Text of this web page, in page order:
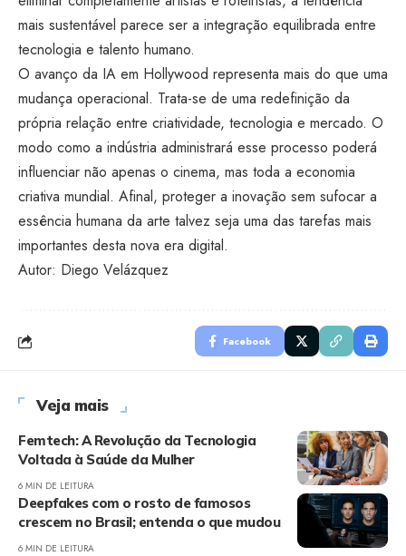
mais sustentável parece ser a integração equilibrada entre
tecnologia e talento humano.
O avanço da IA em Hollywood representa mais do que uma
mudança operacional. Trata-se de uma redefinição da
própria relação entre criatividade, tecnologia e mercado. O
modo como a indústria administrará esse processo poderá
influenciar não apenas o cinema, mas toda a economia
criativa mundial. Afinal, proteger a inovação sem sufocar a
essência humana da arte talvez seja uma das tarefas mais
importantes desta nova era digital.
Autor: Diego Velázquez
Facebook
Veja mais
Femtech: A Revolução da Tecnologia
Voltada à Saúde da Mulher
6 MIN DE LEITURA
Deepfakes com o rosto de famosos
crescem no Brasil; entenda o que mudou
6 MIN DE LEITURA